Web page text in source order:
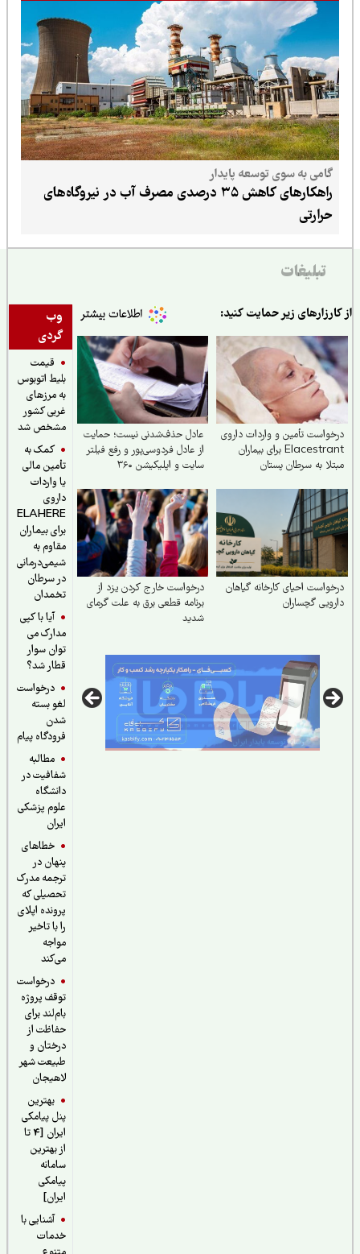
گامی به سوی توسعه پایدار
راهکارهای کاهش ۳۵ درصدی مصرف آب در نیروگاه‌های
حرارتی
تبلیغات
وب
گردی
قیمت
بلیط اتوبوس
به مرزهای
غربی کشور
مشخص شد
کمک به
تأمین مالی
یا واردات
داروی
ELAHERE
برای بیماران
مقاوم به
شیمی‌درمانی
در سرطان
تخمدان
آیا با کپی
مدارک می
توان سوار
قطار شد؟
درخواست
لغو بسته
فرودگاه پیام
مطالبه
شفافیت در
دانشگاه
علوم پزشکی
خطاهای
پنهان در
ترجمه مدرک
تحصیلی که
پرونده اپلای
را با تاخیر
درخواست
توقف پروژه
بام‌لند برای
حفاظت از
درختان و
طبیعت شهر
لاهیجان
بهترین
پنل پیامکی
ایران [4 تا
از بهترین
سامانه
پیامکی
آشنایی با
خدمات
زیر حمایت کنید:
تأمین و واردات داروی
Elacestrant برای بیماران
به سرطان پستان
عادل حذف‌شدنی نیست؛ حمایت
از عادل فردوسی‌پور و رفع فیلتر
سایت و اپلیکیشن ۳۶۰
احیای کارخانه گیاهان
گچساران
درخواست خارج کردن یزد از
برنامه قطعی برق به علت گرمای